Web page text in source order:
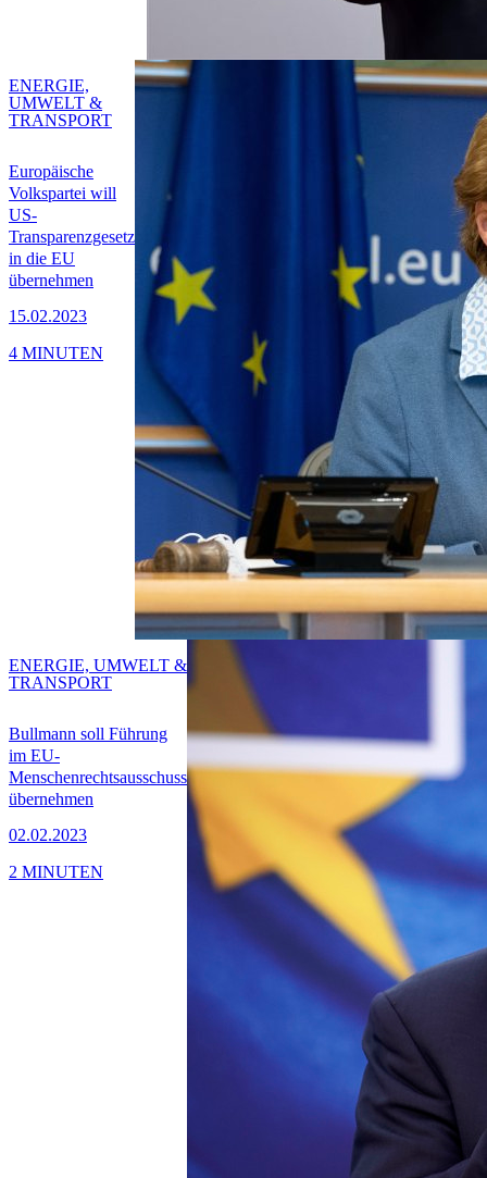
Europäische
Volkspartei will
US-
Transparenzgesetz
in die EU
übernehmen
15.02.2023
ENERGIE,
UMWELT &
TRANSPORT
4 MINUTEN
Bullmann soll Führung
im EU-
Menschenrechtsausschuss
übernehmen
02.02.2023
ENERGIE, UMWELT &
TRANSPORT
2 MINUTEN